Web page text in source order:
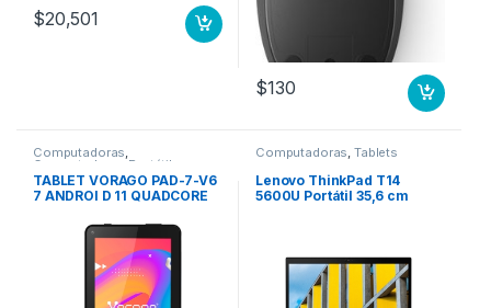
$20,501
$130
Computadoras,
Computadoras Portátiles
TABLET VORAGO PAD-7-V6
7 ANDROI D 11 QUADCORE
Computadoras,Tablets
Lenovo ThinkPad T14
5600U Portátil 35,6 cm
Windows 10 Pro Negro
600U 8GB 256GB SSD M.2
W10P 3YW PRE